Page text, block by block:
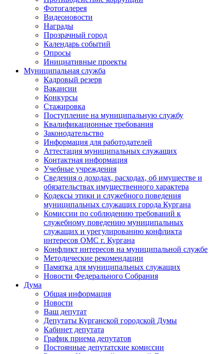
Фотогалерея
Видеоновости
Награды
Прозрачный город
Календарь событий
Опросы
Инициативные проекты
Муниципальная служба
Кадровый резерв
Вакансии
Конкурсы
Стажировка
Поступление на муниципальную службу
Квалификационные требования
Законодательство
Информация для работодателей
Аттестация муниципальных служащих
Контактная информация
Учебные учреждения
Сведения о доходах, расходах, об имуществе и
обязательствах имущественного характера
Кодексы этики и служебного поведения
муниципальных служащих города Кургана
Комиссии по соблюдению требований к
служебному поведению муниципальных
служащих и урегулированию конфликта
интересов ОМС г. Кургана
Конфликт интересов на муниципальной службе
Методические рекомендации
Памятка для муниципальных служащих
Новости Федерального Cобрания
Дума
Общая информация
Новости
Ваш депутат
Депутаты Курганской городской Думы
Кабинет депутата
График приема депутатов
Постоянные депутатские комиссии